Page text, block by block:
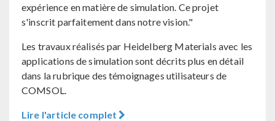
expérience en matière de simulation. Ce projet
s'inscrit parfaitement dans notre vision."
Les travaux réalisés par Heidelberg Materials avec les
applications de simulation sont décrits plus en détail
dans la rubrique des témoignages utilisateurs de
COMSOL.
Lire l'article complet